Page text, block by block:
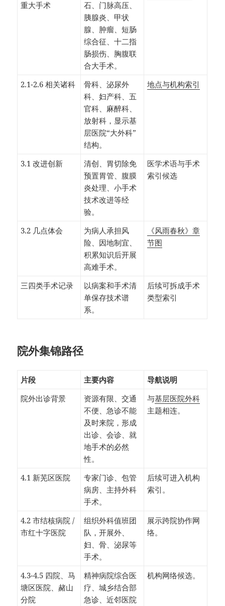
重大手术
石、门脉高压、
胰腺炎、甲状
腺、肿瘤、短肠
综合征、十二指
肠损伤、胸腹联
合大手术。
2.1-2.6 相关诸科
骨科、泌尿外
科、妇产科、五
官科、麻醉科、
放射科，显示基
层医院“大外科”
结构。
地点与机构索引
3.1 改进创新
清创、胃切除免
预置胃管、腹膜
炎处理、小手术
技术改进等经
验。
医学术语与手术
索引候选
3.2 几点体会
为病人承担风
险、因地制宜、
积累知识后开展
高难手术。
《风雨春秋》章
节图
三四类手术记录
以病案和手术清
单保存技术谱
系。
后续可拆成手术
类型索引
院外集锦路径
片段 主要内容
导航说明
院外出诊背景
资源有限、交通
不便、急诊不能
及时来院，形成
出诊、会诊、就
地手术的必然
性。
与基层医院外科
主题相连。
4.1 新芜区医院
专家门诊、包管
病房、主持外科
手术。
后续可进入机构
索引。
4.2 市结核病院 /
市红十字医院
组织外科值班团
队，开展外、
妇、骨、泌尿等
手术。
展示跨院协作网
络。
4.3-4.5 四院、马
塘区医院、赭山
分院
精神病院综合医
疗、城乡结合部
急诊、近邻医院
机构网络候选。